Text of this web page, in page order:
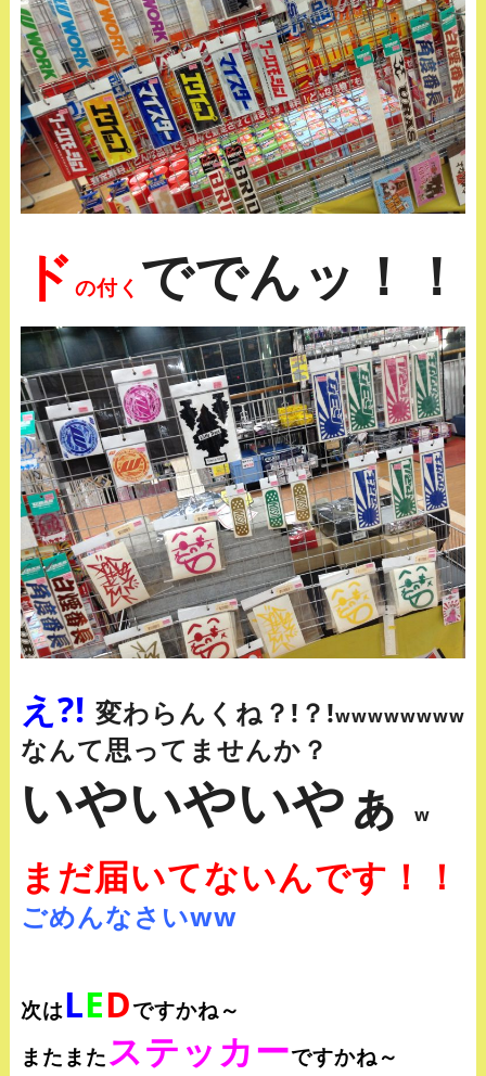
ド の付く ででんッ！！
え?! 変わらんくね？!？!wwwwwwww
なんて思ってませんか？
いやいやいやぁ w
まだ届いてないんです！！
ごめんなさいww
次はLEDですかね～
またまたステッカーですかね～